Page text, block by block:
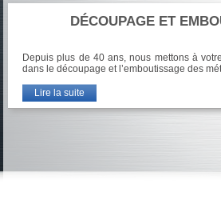
DÉCOUPAGE ET
Depuis plus de 40 ans, nous mettons à
dans le découpage et l’emboutissage des
Lire la suite